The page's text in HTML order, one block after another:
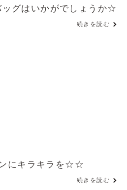
グはいかがでしょうか☆
続きを読む
にキラキラを☆☆
続きを読む